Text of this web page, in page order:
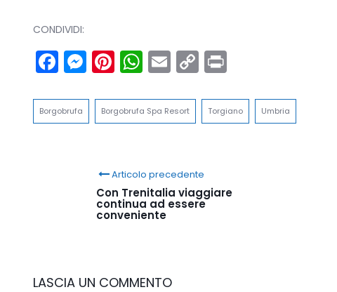
CONDIVIDI:
Facebook
Messenger
Pinterest
WhatsApp
Email
Copy
Link
Borgobrufa Borgobrufa Spa Resort Torgiano Umbria
Articolo precedente
Con Trenitalia viaggiare
continua ad essere
conveniente
LASCIA UN COMMENTO